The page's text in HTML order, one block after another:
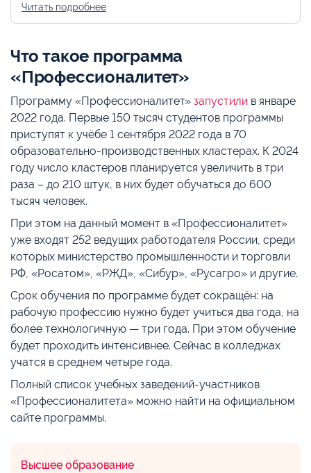
Читать подробнее
Что такое программа
«Профессионалитет»
Программу «Профессионалитет» запустили в январе
2022 года. Первые 150 тысяч студентов программы
приступят к учёбе 1 сентября 2022 года в 70
образовательно-производственных кластерах. К 2024
году число кластеров планируется увеличить в три
раза – до 210 штук, в них будет обучаться до 600
тысяч человек.
При этом на данный момент в «Профессионалитет»
уже входят 252 ведущих работодателя России, среди
которых министерство промышленности и торговли
РФ, «Росатом», «РЖД», «Сибур», «Русагро» и другие.
Срок обучения по программе будет сокращён: на
рабочую профессию нужно будет учиться два года, на
более технологичную — три года. При этом обучение
будет проходить интенсивнее. Сейчас в колледжах
учатся в среднем четыре года.
Полный список учебных заведений-участников
«Профессионалитета» можно найти на официальном
сайте программы.
Высшее образование